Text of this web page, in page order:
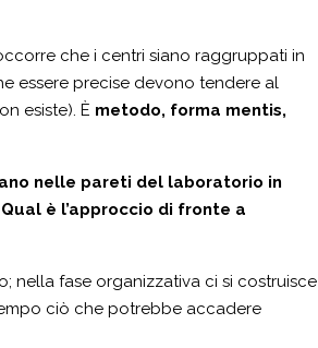
che i centri siano raggruppati in
essere precise devono tendere al
esiste). È metodo, forma mentis,
nelle pareti del laboratorio in
è l’approccio di fronte a
nella fase organizzativa ci si costruisce
ciò che potrebbe accadere